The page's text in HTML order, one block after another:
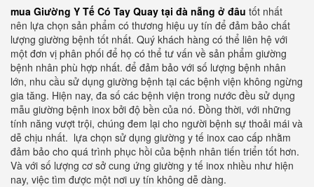
mua Giường Y Tế Có Tay Quay tại đà nẵng ở đâu tốt nhất
nên lựa chọn sản phẩm có thương hiệu uy tín để đảm bảo chất
lượng giường bệnh tốt nhất. Quý khách hàng có thể liên hệ với
một đơn vị phân phối để họ có thể tư vấn về sản phẩm giường
bệnh nhân phù hợp nhất. để đảm bảo với số lượng bệnh nhân
lớn, nhu cầu sử dụng giường bệnh tại các bệnh viện không ngừng
gia tăng. Hiện nay, đa số các bệnh viện trong nước đều sử dụng
mẫu giường bệnh inox bởi độ bền của nó. Đồng thời, với những
tính năng vượt trội, chúng đem lại cho người bệnh sự thoải mái và
dễ chịu nhất. lựa chọn sử dụng giường y tế inox cao cấp nhằm
đảm bảo cho quá trình phục hồi của bệnh nhân tiến triển tốt hơn.
Và với số lượng cơ sở cung ứng giường y tế inox nhiều như hiện
nay, việc tìm được một nơi uy tín không dễ dàng.